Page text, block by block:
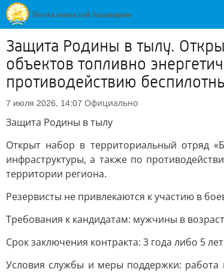
Защита Родины в тылу.
объектов топливно
противодействию
7 июля 2026, 14:07 Официально
Защита Родины в тылу
Открыт набор в территориальный отряд
инфраструктуры, а также по
территории региона.
Резервисты не привлекаются к участию в
Требования к кандидатам: мужчины в
Срок заключения контракта: 3 года либо 5
Условия службы и меры поддержки: